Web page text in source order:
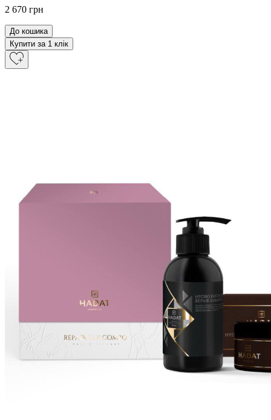
2 670 грн
До кошика
Купити за 1 клiк